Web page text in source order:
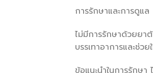
การรักษาและการดูแล
ไม่มีการรักษาด้วยยา
บรรเทาอาการและช่ว
ข้อแนะนำในการรักษา